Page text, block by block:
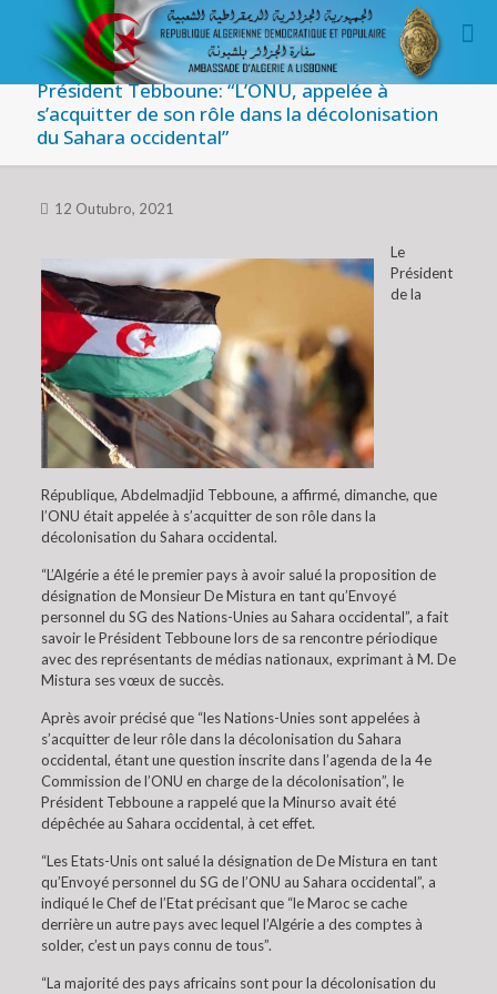
Président Tebboune: “L’ONU, appelée à
s’acquitter de son rôle dans la décolonisation
du Sahara occidental”
12 Outubro, 2021
Le
Président
de la
République, Abdelmadjid Tebboune, a affirmé, dimanche, que
l’ONU était appelée à s’acquitter de son rôle dans la
décolonisation du Sahara occidental.
“L’Algérie a été le premier pays à avoir salué la proposition de
désignation de Monsieur De Mistura en tant qu’Envoyé
personnel du SG des Nations-Unies au Sahara occidental”, a fait
savoir le Président Tebboune lors de sa rencontre périodique
avec des représentants de médias nationaux, exprimant à M. De
Mistura ses vœux de succès.
Après avoir précisé que “les Nations-Unies sont appelées à
s’acquitter de leur rôle dans la décolonisation du Sahara
occidental, étant une question inscrite dans l’agenda de la 4e
Commission de l’ONU en charge de la décolonisation”, le
Président Tebboune a rappelé que la Minurso avait été
dépêchée au Sahara occidental, à cet effet.
“Les Etats-Unis ont salué la désignation de De Mistura en tant
qu’Envoyé personnel du SG de l’ONU au Sahara occidental”, a
indiqué le Chef de l’Etat précisant que “le Maroc se cache
derrière un autre pays avec lequel l’Algérie a des comptes à
solder, c’est un pays connu de tous”.
“La majorité des pays africains sont pour la décolonisation du